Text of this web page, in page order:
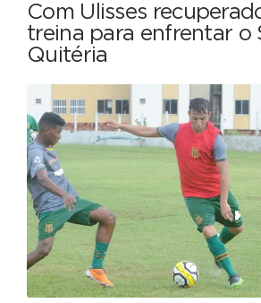
Com Ulisses
treina para enfrentar o
Quitéria